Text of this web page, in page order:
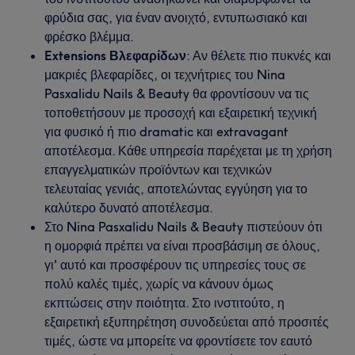
φρύδια σας, για έναν ανοιχτό, εντυπωσιακό και
φρέσκο βλέμμα.
Extensions Βλεφαρίδων: Αν θέλετε πιο πυκνές και
μακριές βλεφαρίδες, οι τεχνήτριες του Nina
Pasxalidu Nails & Beauty θα φροντίσουν να τις
τοποθετήσουν με προσοχή και εξαιρετική τεχνική
για φυσικό ή πιο dramatic και extravagant
αποτέλεσμα. Κάθε υπηρεσία παρέχεται με τη χρήση
επαγγελματικών προϊόντων και τεχνικών
τελευταίας γενιάς, αποτελώντας εγγύηση για το
καλύτερο δυνατό αποτέλεσμα.
Στο Nina Pasxalidu Nails & Beauty πιστεύουν ότι
η ομορφιά πρέπει να είναι προσβάσιμη σε όλους,
γι' αυτό και προσφέρουν τις υπηρεσίες τους σε
πολύ καλές τιμές, χωρίς να κάνουν όμως
εκπτώσεις στην ποιότητα. Στο ινστιτούτο, η
εξαιρετική εξυπηρέτηση συνοδεύεται από προσιτές
τιμές, ώστε να μπορείτε να φροντίσετε τον εαυτό